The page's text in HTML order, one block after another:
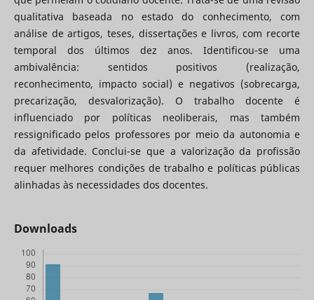
qualitativa baseada no estado do conhecimento, com
análise de artigos, teses, dissertações e livros, com recorte
temporal dos últimos dez anos. Identificou-se uma
ambivalência: sentidos positivos (realização,
reconhecimento, impacto social) e negativos (sobrecarga,
precarização, desvalorização). O trabalho docente é
influenciado por políticas neoliberais, mas também
ressignificado pelos professores por meio da autonomia e
da afetividade. Conclui-se que a valorização da profissão
requer melhores condições de trabalho e políticas públicas
alinhadas às necessidades dos docentes.
Downloads